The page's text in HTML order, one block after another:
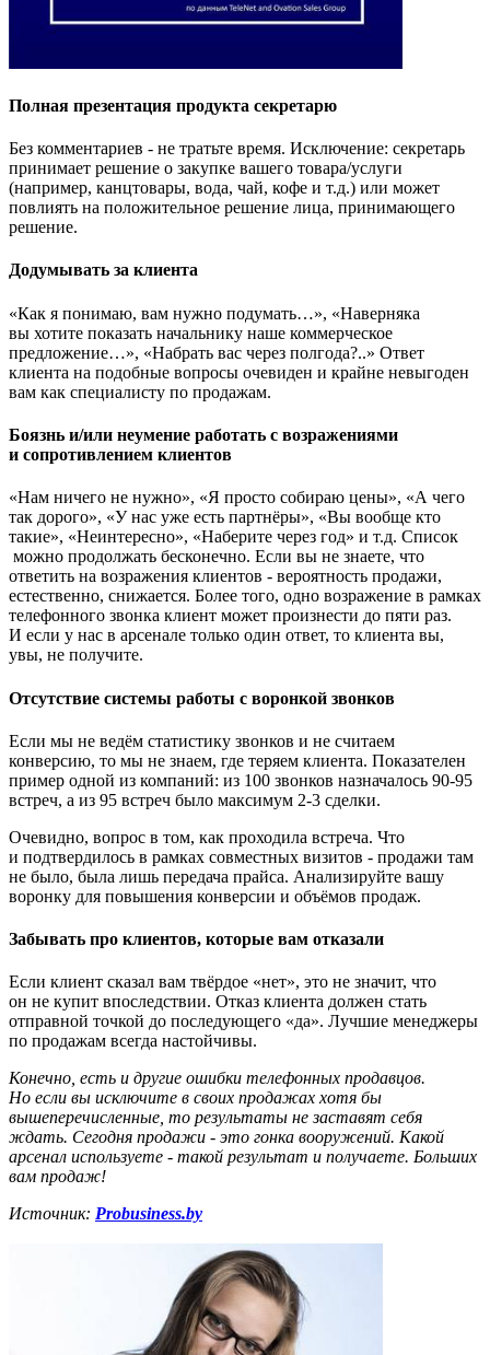
Полная презентация продукта секретарю
Без комментариев - не тратьте время. Исключение: секретарь
принимает решение о закупке вашего товара/услуги
(например, канцтовары, вода, чай, кофе и т.д.) или может
повлиять на положительное решение лица, принимающего
решение.
Додумывать за клиента
«Как я понимаю, вам нужно подумать…», «Наверняка
вы хотите показать начальнику наше коммерческое
предложение…», «Набрать вас через полгода?..» Ответ
клиента на подобные вопросы очевиден и крайне невыгоден
вам как специалисту по продажам.
Боязнь и/или неумение работать с возражениями
и сопротивлением клиентов
«Нам ничего не нужно», «Я просто собираю цены», «А чего
так дорого», «У нас уже есть партнёры», «Вы вообще кто
такие», «Неинтересно», «Наберите через год» и т.д. Список
можно продолжать бесконечно. Если вы не знаете, что
ответить на возражения клиентов - вероятность продажи,
естественно, снижается. Более того, одно возражение в рамках
телефонного звонка клиент может произнести до пяти раз.
И если у нас в арсенале только один ответ, то клиента вы,
увы, не получите.
Отсутствие системы работы с воронкой звонков
Если мы не ведём статистику звонков и не считаем
конверсию, то мы не знаем, где теряем клиента. Показателен
пример одной из компаний: из 100 звонков назначалось 90-95
встреч, а из 95 встреч было максимум 2-3 сделки.
Очевидно, вопрос в том, как проходила встреча. Что
и подтвердилось в рамках совместных визитов - продажи там
не было, была лишь передача прайса. Анализируйте вашу
воронку для повышения конверсии и объёмов продаж.
Забывать про клиентов, которые вам отказали
Если клиент сказал вам твёрдое «нет», это не значит, что
он не купит впоследствии. Отказ клиента должен стать
отправной точкой до последующего «да». Лучшие менеджеры
по продажам всегда настойчивы.
Конечно, есть и другие ошибки телефонных продавцов.
Но если вы исключите в своих продажах хотя бы
вышеперечисленные, то результаты не заставят себя
ждать. Сегодня продажи - это гонка вооружений. Какой
арсенал используете - такой результат и получаете. Больших
вам продаж!
Источник: Probusiness.by